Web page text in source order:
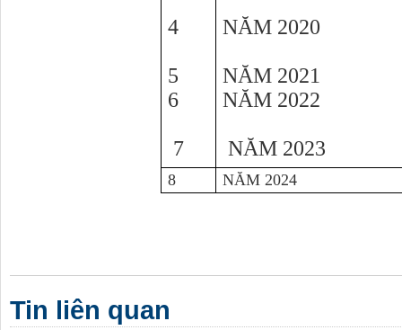
4
5
6
7
NĂM 2020
NĂM 2021
NĂM 2022
NĂM 2023
8 NĂM 2024
Tin liên quan